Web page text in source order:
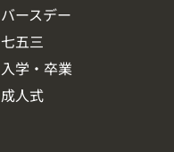
バースデー
七五三
入学・卒業
成人式